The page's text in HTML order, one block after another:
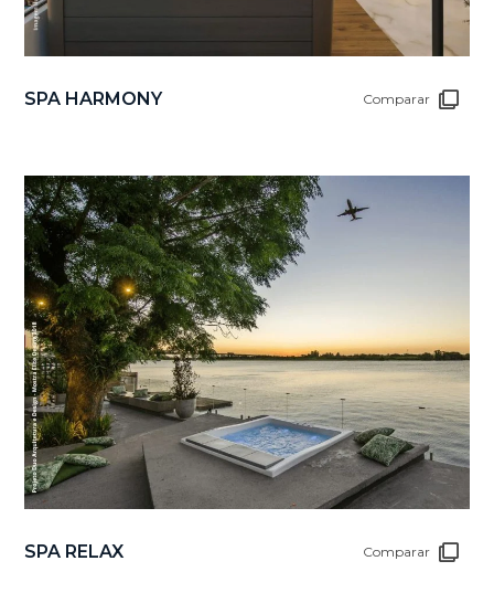
SPA HARMONY Comparar
SPA RELAX Comparar